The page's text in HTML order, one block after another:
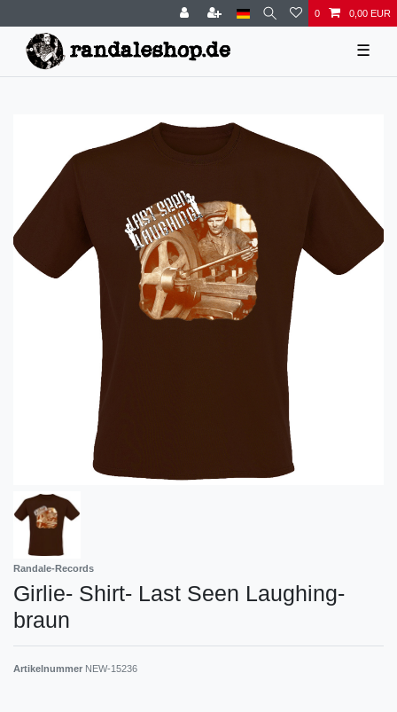
0 0,00 EUR
☰
Randale-Records
Girlie- Shirt- Last Seen Laughing-
braun
Artikelnummer NEW-15236